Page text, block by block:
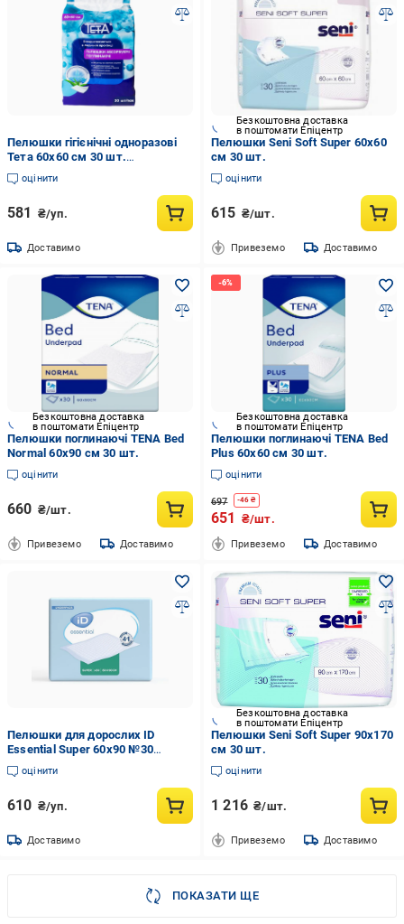
Пелюшки гігієнічні одноразові
Тета 60х60 см 30 шт.
(4820185411509)
оцінити
581 ₴/уп.
Доставимо
Безкоштовна доставка
в поштомати Епіцентр
Пелюшки Seni Soft Super 60x60
см 30 шт.
оцінити
615 ₴/шт.
Привеземо Доставимо
Безкоштовна доставка
в поштомати Епіцентр
Пелюшки поглинаючі TENA Bed
Normal 60х90 см 30 шт.
оцінити
660 ₴/шт.
Привеземо Доставимо
Безкоштовна доставка
в поштомати Епіцентр
Пелюшки поглинаючі TENA Bed
Plus 60х60 см 30 шт.
оцінити
697 -46 ₴
651 ₴/шт.
Привеземо Доставимо
Пелюшки для дорослих ID
Essential Super 60x90 №30
(000006581)
оцінити
610 ₴/уп.
Доставимо
Безкоштовна доставка
в поштомати Епіцентр
Пелюшки Seni Soft Super 90x170
см 30 шт.
оцінити
1 216 ₴/шт.
Привеземо Доставимо
ПОКАЗАТИ ЩЕ